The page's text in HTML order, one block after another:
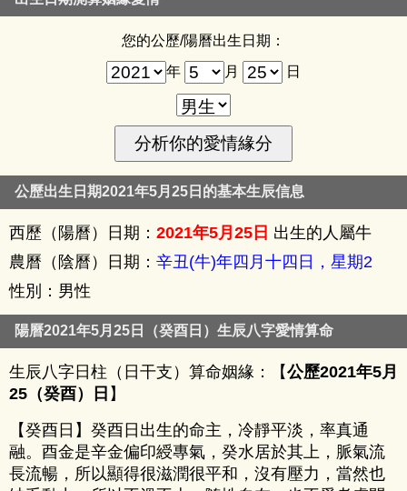
您的公歷/陽曆出生日期：
年
月 日
公歷出生日期2021年5月25日的基本生辰信息
西歷（陽曆）日期： 2021年5月25日 出生的人屬牛
農曆（陰曆）日期： 辛丑(牛)年四月十四日，星期2
性別：男性
陽曆2021年5月25日（癸酉日）生辰八字愛情算命
生辰八字日柱（日干支）算命姻緣：【公歷2021年5月
25（癸酉）日】
【癸酉日】癸酉日出生的命主，冷靜平淡，率真通
融。酉金是辛金偏印綬專氣，癸水居於其上，脈氣流
長流暢，所以顯得很滋潤很平和，沒有壓力，當然也